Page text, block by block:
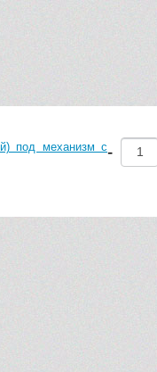
под механизм с-